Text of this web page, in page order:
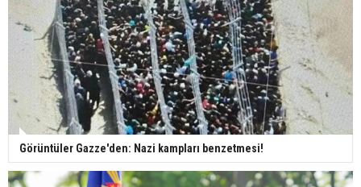
Görüntüler Gazze'den: Nazi kampları benzetmesi!